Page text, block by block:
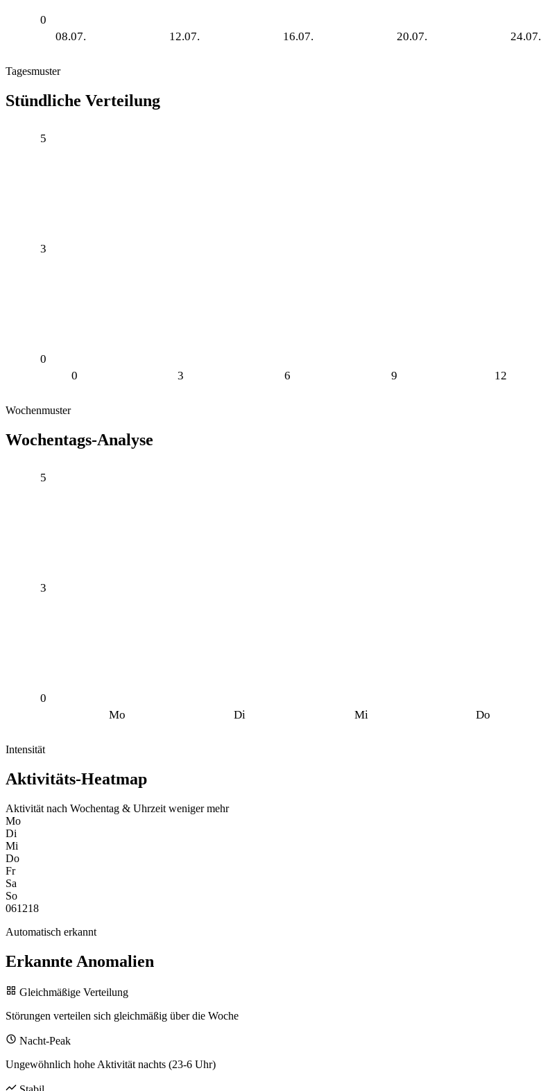
0
08.07. 12.07. 16.07. 20.07. 24.07.
Tagesmuster
Stündliche Verteilung
0
3
5
0 3 6 9 12
Wochenmuster
Wochentags-Analyse
0
3
5
Mo Di Mi Do
Intensität
Aktivitäts-Heatmap
Aktivität nach Wochentag & Uhrzeit wenigermehr
Mo
Di
Mi
Do
Fr
Sa
So
061218
Automatisch erkannt
Erkannte Anomalien
Gleichmäßige Verteilung
Störungen verteilen sich gleichmäßig über die Woche
Nacht-Peak
Ungewöhnlich hohe Aktivität nachts (23-6 Uhr)